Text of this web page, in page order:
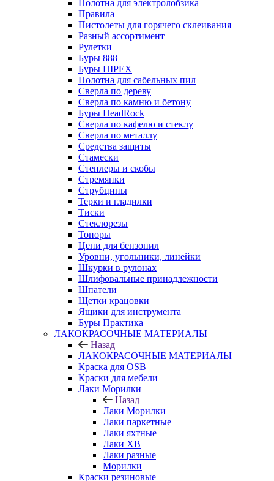
Полотна для электролобзика
Правила
Пистолеты для горячего склеивания
Разный ассортимент
Рулетки
Буры 888
Буры HIPEX
Полотна для сабельных пил
Сверла по дереву
Сверла по камню и бетону
Буры HeadRock
Сверла по кафелю и стеклу
Сверла по металлу
Средства защиты
Стамески
Степлеры и скобы
Стремянки
Струбцины
Терки и гладилки
Тиски
Стеклорезы
Топоры
Цепи для бензопил
Уровни, угольники, линейки
Шкурки в рулонах
Шлифовальные принадлежности
Шпатели
Щетки крацовки
Ящики для инструмента
Буры Практика
ЛАКОКРАСОЧНЫЕ МАТЕРИАЛЫ
Назад
ЛАКОКРАСОЧНЫЕ МАТЕРИАЛЫ
Краска для OSB
Краски для мебели
Лаки Морилки
Назад
Лаки Морилки
Лаки паркетные
Лаки яхтные
Лаки ХВ
Лаки разные
Морилки
Краски резиновые